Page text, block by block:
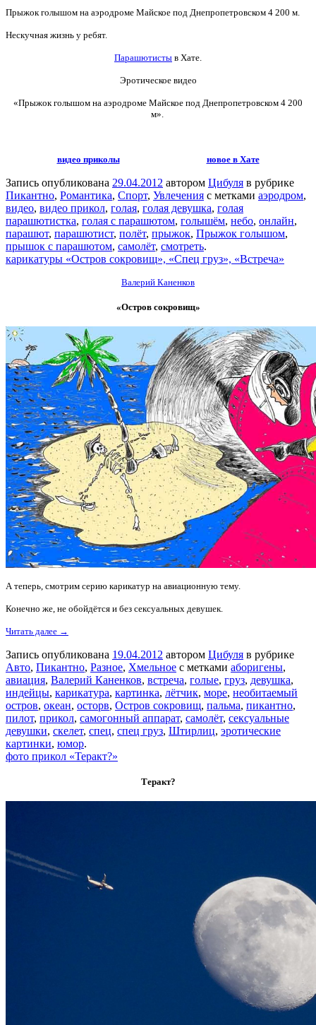
Прыжок голышом на аэродроме Майское под Днепропетровском 4 200 м.
Нескучная жизнь у ребят.
Парашютисты в Хате.
Эротическое видео
«Прыжок голышом на аэродроме Майское под Днепропетровском 4 200
м».
видео приколы новое в Хате
Запись опубликована 29.04.2012 автором Цибуля в рубрике
Пикантно, Романтика, Спорт, Увлечения с метками аэродром,
видео, видео прикол, голая, голая девушка, голая
парашютистка, голая с парашютом, голышём, небо, онлайн,
парашют, парашютист, полёт, прыжок, Прыжок голышом,
прышок с парашютом, самолёт, смотреть.
карикатуры «Остров сокровищ», «Спец груз», «Встреча»
Валерий Каненков
«Остров сокровищ»
А теперь, смотрим серию карикатур на авиационную тему.
Конечно же, не обойдётся и без сексуальных девушек.
Читать далее →
Запись опубликована 19.04.2012 автором Цибуля в рубрике
Авто, Пикантно, Разное, Хмельное с метками аборигены,
авиация, Валерий Каненков, встреча, голые, груз, девушка,
индейцы, карикатура, картинка, лётчик, море, необитаемый
остров, океан, осторв, Остров сокровищ, пальма, пикантно,
пилот, прикол, самогонный аппарат, самолёт, сексуальные
девушки, скелет, спец, спец груз, Штирлиц, эротические
картинки, юмор.
фото прикол «Теракт?»
Теракт?